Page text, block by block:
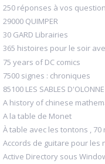
250 réponses à vos
29000 QUIMPER
30 GARD Librairies
365 histoires pour le soir
75 years of DC comics
7500 signes : chroniques
85100 LES SABLES D'OLONNE
A history of chinese
A la table de Monet
À table avec les tontons ,
Accords de guitare pour les
Active Directory sous